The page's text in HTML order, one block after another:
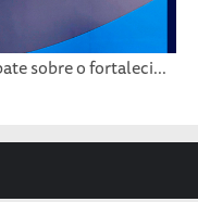
sobre o fortaleci...